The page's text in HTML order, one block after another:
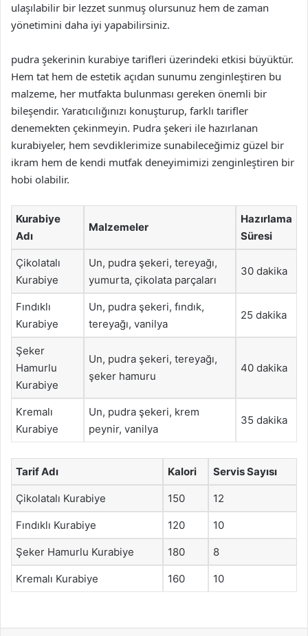
ulaşılabilir bir lezzet sunmuş olursunuz hem de zaman
yönetimini daha iyi yapabilirsiniz.
pudra şekerinin kurabiye tarifleri üzerindeki etkisi büyüktür.
Hem tat hem de estetik açıdan sunumu zenginleştiren bu
malzeme, her mutfakta bulunması gereken önemli bir
bileşendir. Yaratıcılığınızı konuşturup, farklı tarifler
denemekten çekinmeyin. Pudra şekeri ile hazırlanan
kurabiyeler, hem sevdiklerimize sunabileceğimiz güzel bir
ikram hem de kendi mutfak deneyimimizi zenginleştiren bir
hobi olabilir.
Kurabiye
Adı
Malzemeler
Hazırlama
Süresi
Çikolatalı
Kurabiye
Un, pudra şekeri, tereyağı,
yumurta, çikolata parçaları
30 dakika
Fındıklı
Kurabiye
Un, pudra şekeri, fındık,
tereyağı, vanilya
25 dakika
Şeker
Hamurlu
Kurabiye
Un, pudra şekeri, tereyağı,
şeker hamuru
40 dakika
Kremalı
Kurabiye
Un, pudra şekeri, krem
peynir, vanilya
35 dakika
Tarif Adı Kalori Servis Sayısı
Çikolatalı Kurabiye 150 12
Fındıklı Kurabiye 120 10
Şeker Hamurlu Kurabiye 180 8
Kremalı Kurabiye 160 10